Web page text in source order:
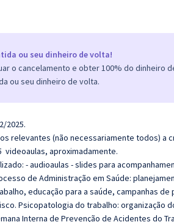
ou seu dinheiro de volta!
o cancelamento e obter 100% do dinheiro
ou seu dinheiro de volta.
2025.
relevantes (não necessariamente todos) a
videoaulas, aproximadamente.
- audioaulas - slides para
de Administração em Saúde:
educação para a saúde, campanhas
Psicopatologia do trabalho: organização
Interna de Prevenção de Acidentes do